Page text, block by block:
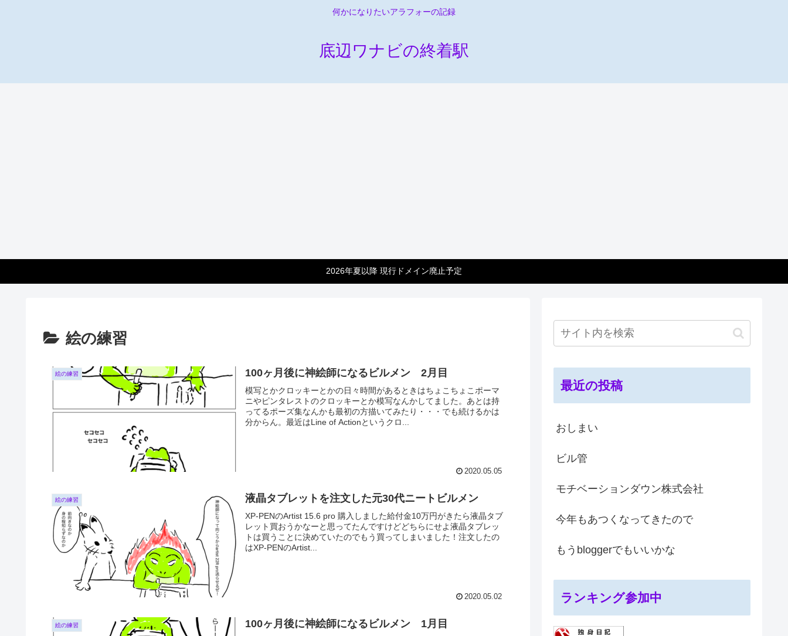
何かになりたいアラフォーの記録
底辺ワナビの終着駅
2026年夏以降 現行ドメイン廃止予定
絵の練習
絵の練習 100ヶ月後に神絵師になるビルメン 2月目
模写とかクロッキーとかの日々時間があるときはちょこちょこポーマ
ニやピンタレストのクロッキーとか模写なんかしてました。あとは持
ってるポーズ集なんかも最初の方描いてみたり・・・でも続けるかは
分からん。最近はLine of Actionというクロ...
2020.05.05
絵の練習 液晶タブレットを注文した元30代ニートビルメン
XP-PENのArtist 15.6 pro 購入しました給付金10万円がきたら液晶タブ
レット買おうかなーと思ってたんですけどどちらにせよ液晶タブレッ
トは買うことに決めていたのでもう買ってしまいました！注文したの
はXP-PENのArtist...
2020.05.02
絵の練習 100ヶ月後に神絵師になるビルメン 1月目
最近の投稿
おしまい
ビル管
モチベーションダウン株式会社
今年もあつくなってきたので
もうbloggerでもいいかな
ランキング参加中